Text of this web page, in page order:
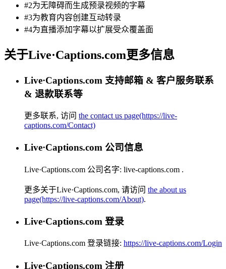
#2为无障碍而生成预录视频的字幕
#3为教育内容创建互动转录
#4为直播添加字幕以扩展受众覆盖面
关于Live·Captions.com更多信息
Live·Captions.com 支持邮箱 & 客户服务联系
& 退款联系等
更多联系, 访问 the contact us page(https://live-
captions.com/Contact)
Live·Captions.com 公司信息
Live·Captions.com 公司名字: live-captions.com .
更多关于Live·Captions.com, 请访问 the about us
page(https://live-captions.com/About).
Live·Captions.com 登录
Live·Captions.com 登录链接: https://live-captions.com/Login
Live·Captions.com 注册